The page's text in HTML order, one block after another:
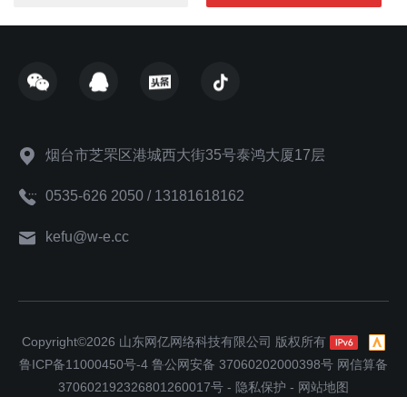
烟台市芝罘区港城西大街35号泰鸿大厦17层
0535-626 2050 / 13181618162
kefu@w-e.cc
Copyright©2026 山东网亿网络科技有限公司 版权所有
鲁ICP备11000450号-4 鲁公网安备 37060202000398号 网信算备
370602192326801260017号 - 隐私保护 - 网站地图